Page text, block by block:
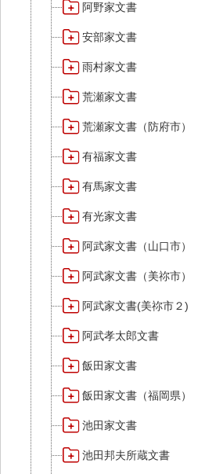
阿野家文書
安部家文書
雨村家文書
荒瀬家文書
荒瀬家文書（防府市）
有福家文書
有馬家文書
有光家文書
阿武家文書（山口市）
阿武家文書（美祢市）
阿武家文書(美祢市２)
阿武孝太郎文書
飯田家文書
飯田家文書（福岡県）
池田家文書
池田邦夫所蔵文書